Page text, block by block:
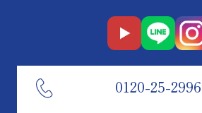
0120-25-2996